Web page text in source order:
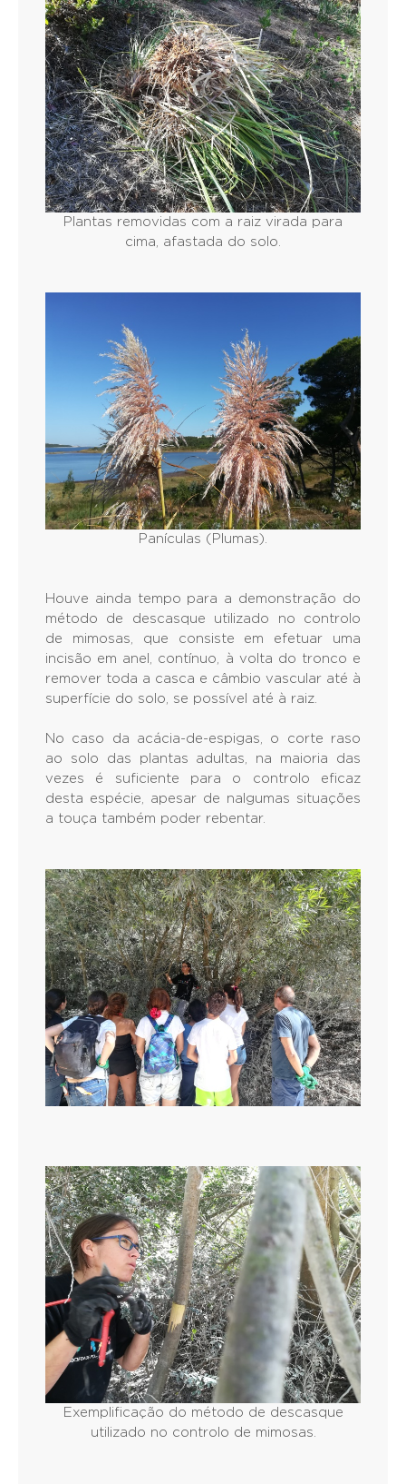
Plantas removidas com a raiz virada para
cima, afastada do solo.
Panículas (Plumas).
Houve ainda tempo para a demonstração do
método de descasque utilizado no controlo
de mimosas, que consiste em efetuar uma
incisão em anel, contínuo, à volta do tronco e
remover toda a casca e câmbio vascular até à
superfície do solo, se possível até à raiz.
No caso da acácia-de-espigas, o corte raso
ao solo das plantas adultas, na maioria das
vezes é suficiente para o controlo eficaz
desta espécie, apesar de nalgumas situações
a touça também poder rebentar.
Exemplificação do método de descasque
utilizado no controlo de mimosas.